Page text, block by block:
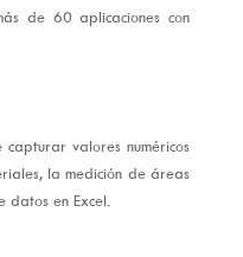
de 60 aplicaciones con
valores numéricos
la medición de áreas
en Excel.